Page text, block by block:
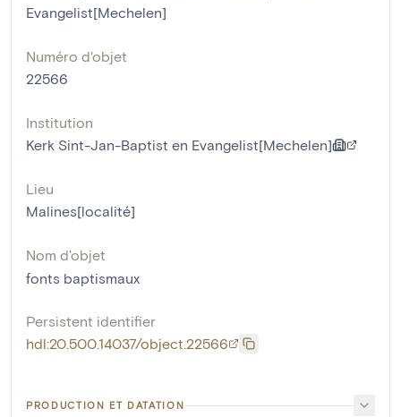
Evangelist[Mechelen]
Numéro d'objet
22566
Institution
Kerk Sint-Jan-Baptist en Evangelist[Mechelen]
Lieu
Malines[localité]
Nom d'objet
fonts baptismaux
Persistent identifier
hdl:20.500.14037/object.22566
PRODUCTION ET DATATION